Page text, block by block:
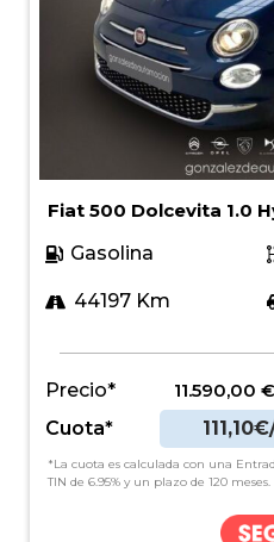
Fiat 500 Dolcevita 1.0
Gasolina
44197 Km
Precio* 11.590,00 €
Cuota*
*La cuota es calculada con una
TIN de 6.95% y un plazo de 120 meses.